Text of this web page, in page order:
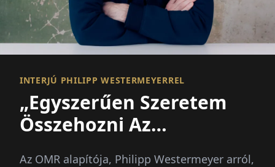
INTERJÚ PHILIPP WESTERMEYERREL
„Egyszerűen Szeretem
Összehozni Az
Az OMR alapítója, Philipp Westermeyer arról,